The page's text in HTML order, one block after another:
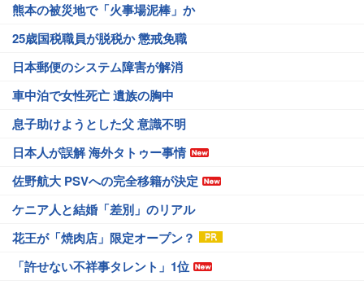
熊本の被災地で「火事場泥棒」か
25歳国税職員が脱税か 懲戒免職
日本郵便のシステム障害が解消
車中泊で女性死亡 遺族の胸中
息子助けようとした父 意識不明
日本人が誤解 海外タトゥー事情
佐野航大 PSVへの完全移籍が決定
ケニア人と結婚「差別」のリアル
花王が「焼肉店」限定オープン？
「許せない不祥事タレント」1位